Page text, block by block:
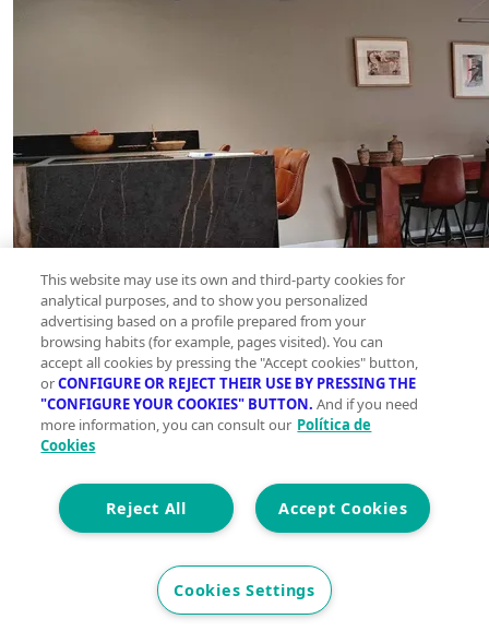
This website may use its own and third-party cookies for
analytical purposes, and to show you personalized
advertising based on a profile prepared from your
browsing habits (for example, pages visited). You can
accept all cookies by pressing the "Accept cookies" button,
orCONFIGURE OR REJECT THEIR USE BY PRESSING THE
"CONFIGURE YOUR COOKIES" BUTTON. And if you need
more information, you can consult our Política de
Cookies
Accept Cookies
Reject All
Cookies Settings